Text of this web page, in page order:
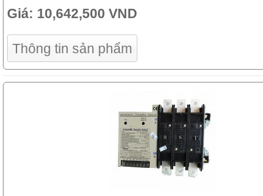
Giá: 10,642,500 VND
Thông tin sản phẩm